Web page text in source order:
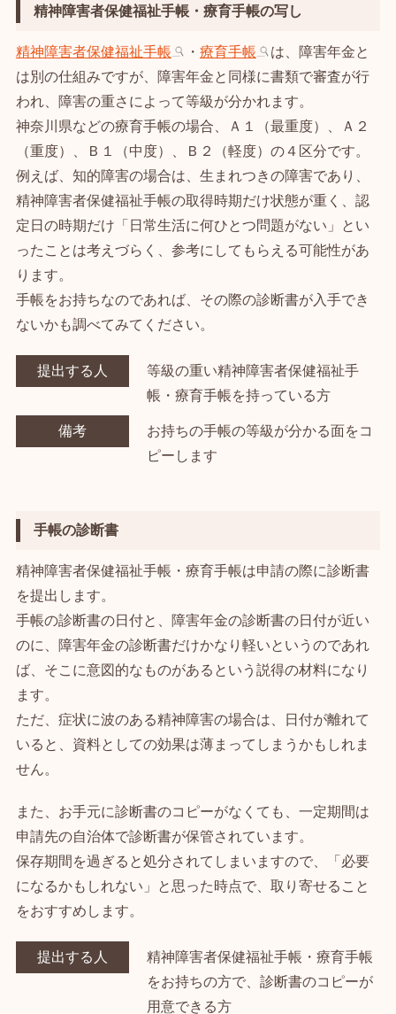
精神障害者保健福祉手帳・療育手帳の写し
精神障害者保健福祉手帳 ・ 療育手帳
は、障害年金と
は別の仕組みですが、障害年金と同様に書類で審査が行
われ、障害の重さによって等級が分かれます。
神奈川県などの療育手帳の場合、Ａ１（最重度）、Ａ２
（重度）、Ｂ１（中度）、Ｂ２（軽度）の４区分です。
例えば、知的障害の場合は、生まれつきの障害であり、
精神障害者保健福祉手帳の取得時期だけ状態が重く、認
定日の時期だけ「日常生活に何ひとつ問題がない」とい
ったことは考えづらく、参考にしてもらえる可能性があ
ります。
手帳をお持ちなのであれば、その際の診断書が入手でき
ないかも調べてみてください。
提出する人
等級の重い精神障害者保健福祉手
帳・療育手帳を持っている方
備考
お持ちの手帳の等級が分かる面をコ
ピーします
手帳の診断書
精神障害者保健福祉手帳・療育手帳は申請の際に診断書
を提出します。
手帳の診断書の日付と、障害年金の診断書の日付が近い
のに、障害年金の診断書だけかなり軽いというのであれ
ば、そこに意図的なものがあるという説得の材料になり
ます。
ただ、症状に波のある精神障害の場合は、日付が離れて
いると、資料としての効果は薄まってしまうかもしれま
せん。
また、お手元に診断書のコピーがなくても、一定期間は
申請先の自治体で診断書が保管されています。
保存期間を過ぎると処分されてしまいますので、「必要
になるかもしれない」と思った時点で、取り寄せること
をおすすめします。
提出する人
精神障害者保健福祉手帳・療育手帳
をお持ちの方で、診断書のコピーが
用意できる方